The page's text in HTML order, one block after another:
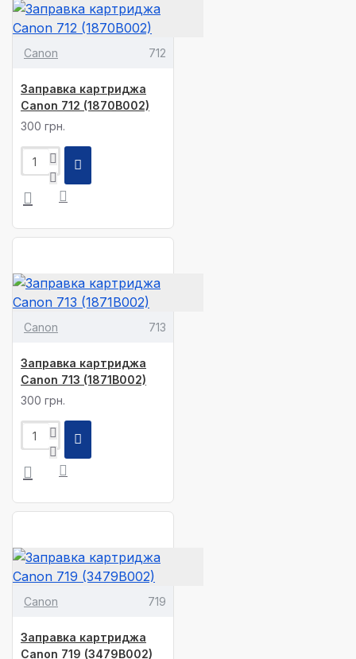
Canon 712
Заправка картриджа
Canon 712 (1870B002)
300 грн.
Canon 713
Заправка картриджа
Canon 713 (1871B002)
300 грн.
Canon 719
Заправка картриджа
Canon 719 (3479B002)